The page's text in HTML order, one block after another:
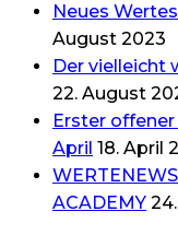
Neues
August 2023
Der vielleicht
22. August
Erster
April 18. April
ACADEMY